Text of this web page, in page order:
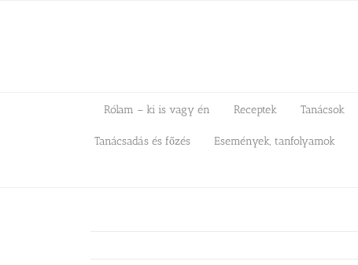
Rólam – ki is vagy én Receptek Tanácsok
Tanácsadás és főzés Események, tanfolyamok